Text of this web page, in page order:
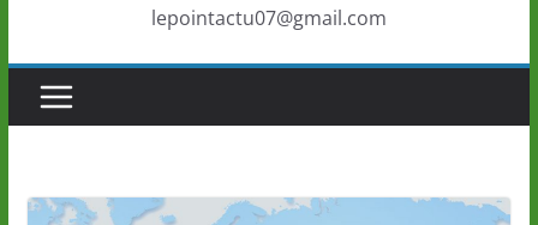
lepointactu07@gmail.com